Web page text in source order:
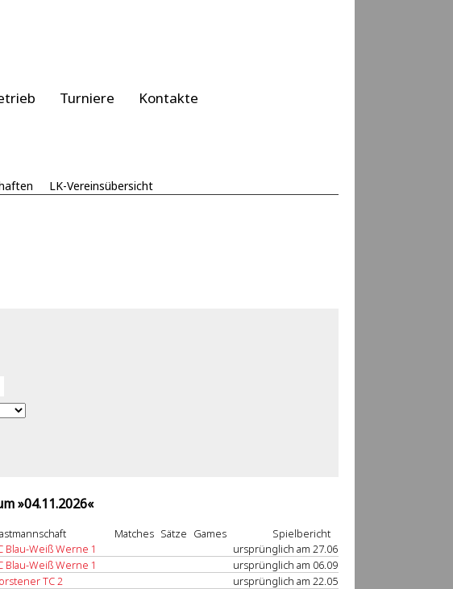
Turniere Kontakte
LK-Vereinsübersicht
»04.11.2026«
Matches Sätze Games
Spielbericht
Blau-Weiß Werne 1
ursprünglich am 27.06. 13:00
Blau-Weiß Werne 1
ursprünglich am 06.09. 10:00
TC 2
ursprünglich am 22.05. 16:00